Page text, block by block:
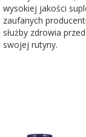
wysokiej jakości
zaufanych
służby zdrowia
swojej rutyny.